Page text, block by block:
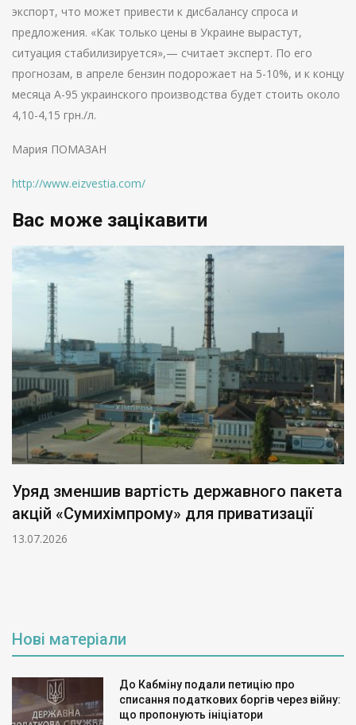
экспорт, что может привести к дисбалансу спроса и
предложения. «Как только цены в Украине вырастут,
ситуация стабилизируется»,— считает эксперт. По его
прогнозам, в апреле бензин подорожает на 5-10%, и к концу
месяца А-95 украинского производства будет стоить около
4,10-4,15 грн./л.
Мария ПОМАЗАН
http://www.eizvestia.com/
Вас може зацікавити
Уряд зменшив вартість державного пакета
акцій «Сумихімпрому» для приватизації
13.07.2026
Нові матеріали
До Кабміну подали петицію про
списання податкових боргів через війну:
що пропонують ініціатори